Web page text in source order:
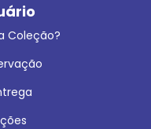
Coleção?